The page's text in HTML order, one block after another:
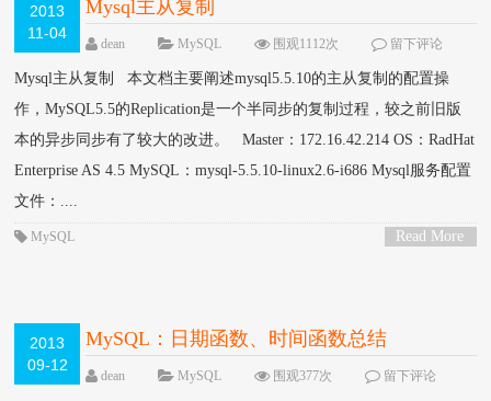
2013
11-04
Mysql主从复制
dean MySQL 围观1112次 留下评论
Mysql主从复制 本文档主要阐述mysql5.5.10的主从复制的配置操
作，MySQL5.5的Replication是一个半同步的复制过程，较之前旧版
本的异步同步有了较大的改进。 Master：172.16.42.214 OS：RadHat
Enterprise AS 4.5 MySQL：mysql-5.5.10-linux2.6-i686 Mysql服务配置
文件：....
Read More
MySQL
2013
09-12
MySQL：日期函数、时间函数总结
dean MySQL 围观377次 留下评论